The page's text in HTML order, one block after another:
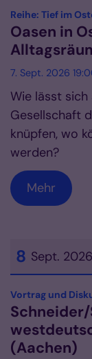
Datum: 7.
Reihe: Tief im
Oasen in
7. Sept. 2026
Wie lässt
Gesellschaft
knüpfen, wo
werden?
Mehr
8 Sept. 2026
Datum: 8.
Vortrag und
(Aachen)